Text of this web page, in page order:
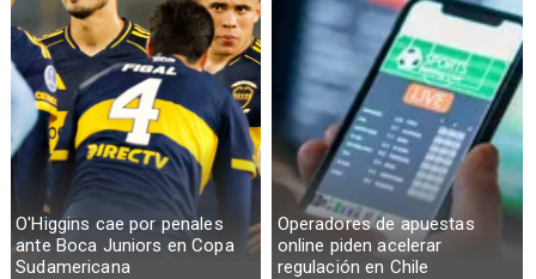
O'Higgins cae por penales
ante Boca Juniors en Copa
Sudamericana
Operadores de apuestas
online piden acelerar
regulación en Chile